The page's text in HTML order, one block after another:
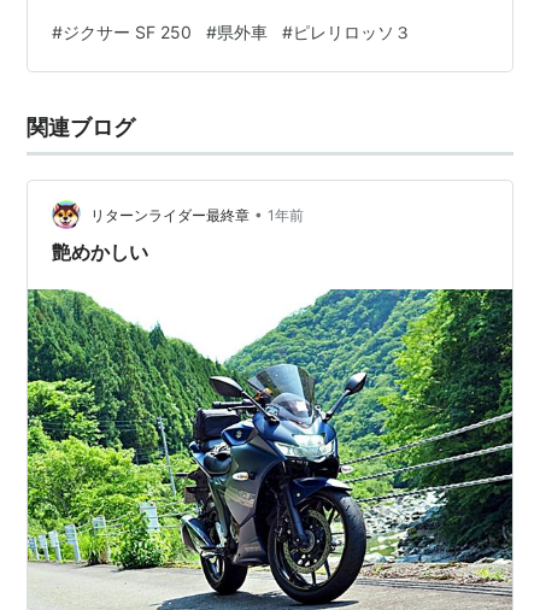
した。 赤いトラス橋があったので 日向ぼっこを兼ねて停
車。 （クモの巣が邪魔・・・） この時１０月１０日、午
はもうすっかり慣れましたよ。 （オイラもまだ🍂秋は見
つけられねえなあ） ランキング参加中【公式】2023年開
#ジクサー SF 250 #県外車 #ピレリロッソ３
関連ブログ
リターンライダー最終章 • 1年前
艶めかしい